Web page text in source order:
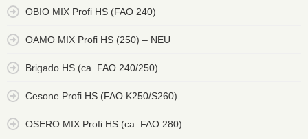
OBIO MIX Profi HS (FAO 240)
OAMO MIX Profi HS (250) – NEU
Brigado HS (ca. FAO 240/250)
Cesone Profi HS (FAO K250/S260)
OSERO MIX Profi HS (ca. FAO 280)